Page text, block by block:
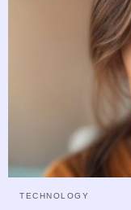
TECHNOLOGY